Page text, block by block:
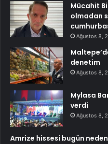
Mücahit
olmadan
Ağustos 8,
denetim
Ağustos 8,
Mylasa
verdi
Ağustos 8,
Amrize hissesi bugün